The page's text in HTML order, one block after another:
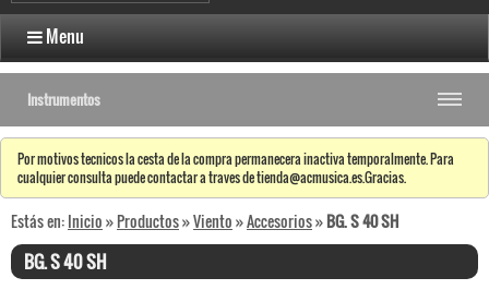
Menu
Instrumentos
Por motivos tecnicos la cesta de la compra permanecera inactiva temporalmente. Para
cualquier consulta puede contactar a traves de tienda@acmusica.es.Gracias.
Estás en:Inicio»Productos»Viento»Accesorios»BG. S 40 SH
BG. S 40 SH